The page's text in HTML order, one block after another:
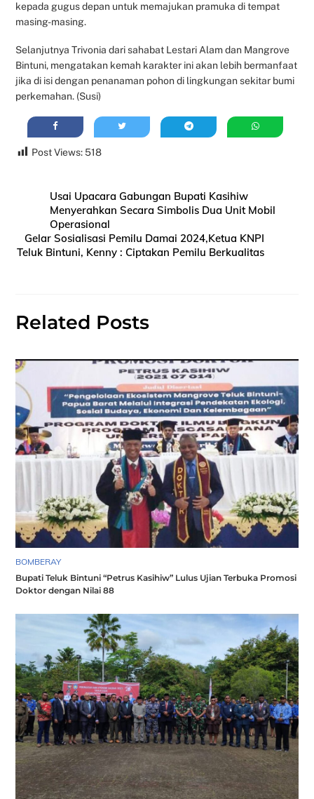
kepada gugus depan untuk memajukan pramuka di tempat
masing-masing.
Selanjutnya Trivonia dari sahabat Lestari Alam dan Mangrove
Bintuni, mengatakan kemah karakter ini akan lebih bermanfaat
jika di isi dengan penanaman pohon di lingkungan sekitar bumi
perkemahan. (Susi)
Post Views: 518
Usai Upacara Gabungan Bupati Kasihiw
Menyerahkan Secara Simbolis Dua Unit Mobil
Operasional
Gelar Sosialisasi Pemilu Damai 2024,Ketua KNPI
Teluk Bintuni, Kenny : Ciptakan Pemilu Berkualitas
Related Posts
BOMBERAY
Bupati Teluk Bintuni “Petrus Kasihiw” Lulus Ujian Terbuka Promosi
Doktor dengan Nilai 88